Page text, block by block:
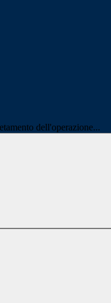
dell'operazione...